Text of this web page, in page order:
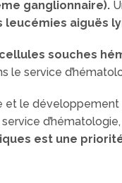
ganglionnaire).
leucémies aiguës
souches
le service
et le
d’hématologie,
est une